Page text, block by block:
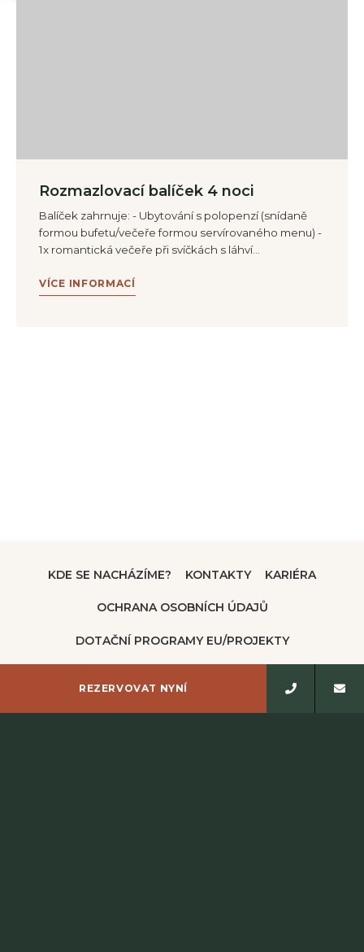
REZERVOVAT NYNÍ
Rozmazlovací balíček 4 noci
Balíček zahrnuje: - Ubytování s polopenzí (snídaně
formou bufetu/večeře formou servírovaného menu) -
1x romantická večeře při svíčkách s láhví…
VÍCE INFORMACÍ
KDE SE NACHÁZÍME? KONTAKTY KARIÉRA
OCHRANA OSOBNÍCH ÚDAJŮ
DOTAČNÍ PROGRAMY EU/PROJEKTY